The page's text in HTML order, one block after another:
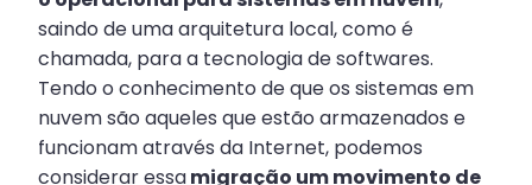
saindo de uma arquitetura local, como é
chamada, para a tecnologia de softwares.
Tendo o conhecimento de que os sistemas em
nuvem são aqueles que estão armazenados e
funcionam através da Internet, podemos
considerar essamigração um movimento de